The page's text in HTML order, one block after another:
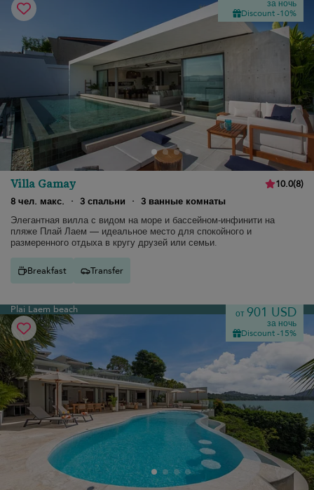
за ночь
Discount -10%
Villa Gamay 10.0(8)
8 чел. макс.
· 3 спальни · 3 ванные комнаты
Элегантная вилла с видом на море и бассейном-инфинити на
пляже Плай Лаем — идеальное место для спокойного и
размеренного отдыха в кругу друзей или семьи.
Breakfast Transfer
Plai Laem beach от 901 USD
за ночь
Discount -15%